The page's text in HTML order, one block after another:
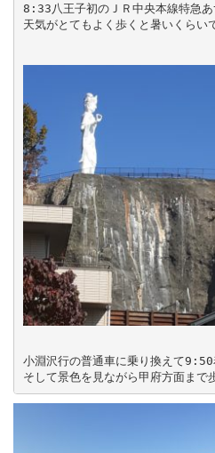
8:33八王子初のＪＲ中央本線特急あ
天気がとてもよく歩くと暑いくらい
小淵沢行の普通車に乗り換えて9:50
そして景色を見ながら甲府方面まで